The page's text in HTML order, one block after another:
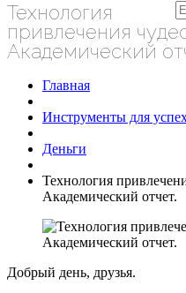
Технология
привлечения
Академический
Главная
Инструменты для
Деньги
Технология
Академический отчет.
Добрый день, друзья.